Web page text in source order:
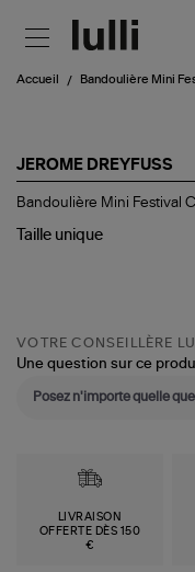
Accueil Bandoulière Mini
JEROME DREYFUSS
Bandoulière
Festival
Bandoulière Mini Festival
Taille unique
VOTRE CONSEILLÈRE
Une question sur ce
LIVRAISON
OFFERTE DÈS 150
€